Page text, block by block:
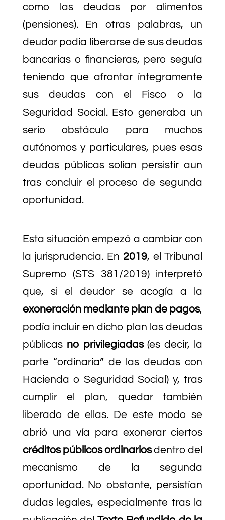
como las deudas por alimentos
(pensiones). En otras palabras, un
deudor podía liberarse de sus deudas
bancarias o financieras, pero seguía
teniendo que afrontar íntegramente
sus deudas con el Fisco o la
Seguridad Social. Esto generaba un
serio obstáculo para muchos
autónomos y particulares, pues esas
deudas públicas solían persistir aun
tras concluir el proceso de segunda
oportunidad.
Esta situación empezó a cambiar con
la jurisprudencia. En 2019, el Tribunal
Supremo (STS 381/2019) interpretó
que, si el deudor se acogía a la
exoneración mediante plan de pagos,
podía incluir en dicho plan las deudas
públicas no privilegiadas(es decir, la
parte “ordinaria” de las deudas con
Hacienda o Seguridad Social) y, tras
cumplir el plan, quedar también
liberado de ellas. De este modo se
abrió una vía para exonerar ciertos
créditos públicos ordinariosdentro del
mecanismo de la segunda
oportunidad. No obstante, persistían
dudas legales, especialmente tras la